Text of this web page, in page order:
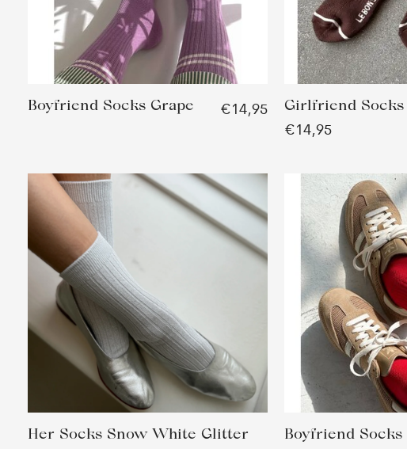
Boyfriend Socks Grape €14,95 Girlfriend Socks
€14,95
Her Socks Snow White Glitter Boyfriend Socks